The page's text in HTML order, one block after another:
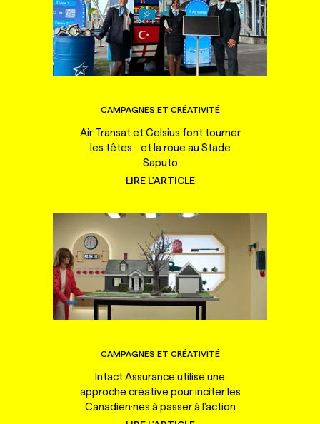
CAMPAGNES ET CRÉATIVITÉ
Air Transat et Celsius font tourner
les têtes... et la roue au Stade
Saputo
LIRE L'ARTICLE
CAMPAGNES ET CRÉATIVITÉ
Intact Assurance utilise une
approche créative pour inciter les
Canadien·nes à passer à l'action